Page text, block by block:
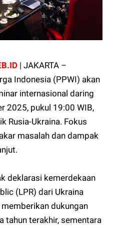
| JAKARTA –
Indonesia (PPWI) akan
internasional daring
2025, pukul 19:00 WIB,
Rusia-Ukraina. Fokus
masalah dan dampak
deklarasi kemerdekaan
(LPR) dari Ukraina
dukungan
tahun terakhir, sementara